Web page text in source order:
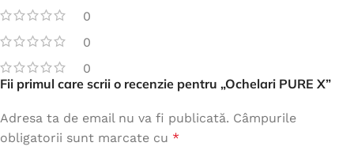
0
0
0
Fii primul care scrii o recenzie pentru „Ochelari PURE X”
Adresa ta de email nu va fi publicată. Câmpurile
obligatorii sunt marcate cu *